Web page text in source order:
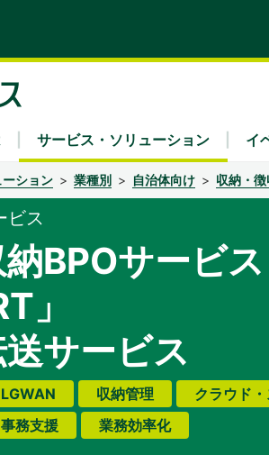
ション 業種別 自治体向け 収納・
ビス
BPOサービス
」
サービス
LGWAN 収納管理
クラウド
事務支援 業務効率化
ーション
Secu x Fra
サービス・ソリューション イ
業績・財務（連結）
シー 電子公告
ープのサステナビリティ
経営理念
キャリア採用